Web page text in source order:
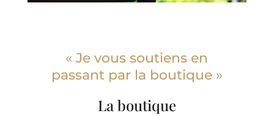
« Je vous soutiens en
passant par la boutique »
La boutique